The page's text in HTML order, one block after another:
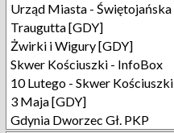
Urząd Miasta - Świętojańska
Traugutta [GDY]
Żwirki i Wigury [GDY]
Skwer Kościuszki - InfoBox
10 Lutego - Skwer Kościuszki
3 Maja [GDY]
Gdynia Dworzec Gł. PKP